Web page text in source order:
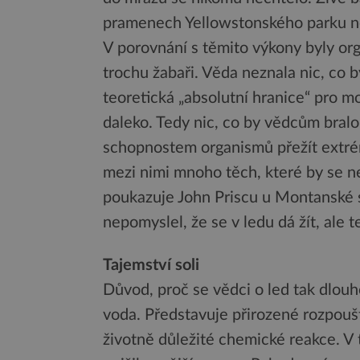
pramenech Yellowstonského parku
V porovnání s těmito výkony byly
trochu žabaři. Věda neznala nic, co
teoretická „absolutní hranice“ pro
daleko. Tedy nic, co by vědcům
schopnostem organismů přežít
mezi nimi mnoho těch, které by se
poukazuje John Priscu u
nepomyslel, že se v ledu dá žít, ale
Tajemství soli
Důvod, proč se vědci o led tak
voda. Představuje přirozené
životně důležité chemické reakce.